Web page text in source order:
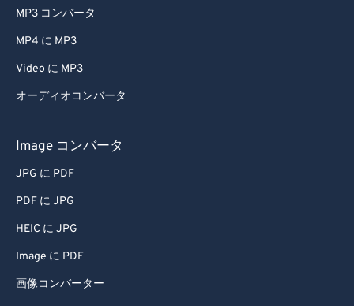
MP3 コンバータ
MP4 に MP3
Video に MP3
オーディオコンバータ
Image コンバータ
JPG に PDF
PDF に JPG
HEIC に JPG
Image に PDF
画像コンバーター